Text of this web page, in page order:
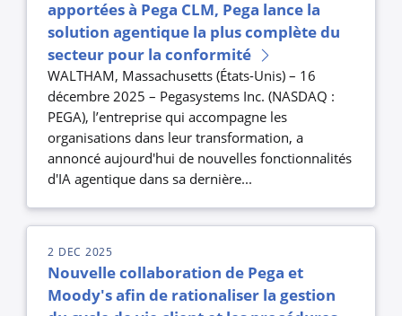
apportées à Pega CLM, Pega lance la
solution agentique la plus complète du
secteur pour la conformité
WALTHAM, Massachusetts (États-Unis) – 16
décembre 2025 – Pegasystems Inc. (NASDAQ :
PEGA), l’entreprise qui accompagne les
organisations dans leur transformation, a
annoncé aujourd'hui de nouvelles fonctionnalités
d'IA agentique dans sa dernière...
2 DEC 2025
Nouvelle collaboration de Pega et
Moody's afin de rationaliser la gestion